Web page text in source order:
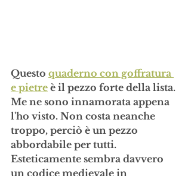
Questo quaderno con goffratura
e pietre è il pezzo forte della lista.
Me ne sono innamorata appena
l'ho visto. Non costa neanche
troppo, perciò è un pezzo
abbordabile per tutti.
Esteticamente sembra davvero
un codice medievale in